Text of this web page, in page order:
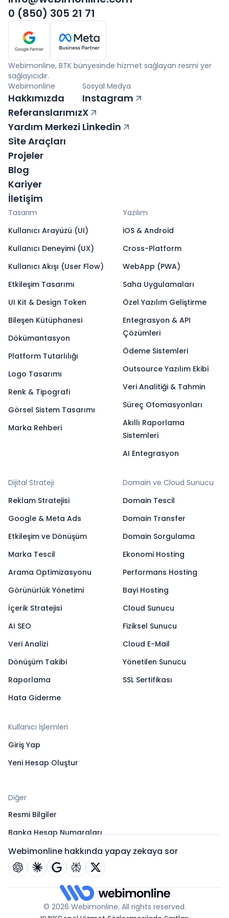
böyle bir süre kısıtlaması yoktur, dilediğiniz
zaman taşıyabilirsiniz.
0 (850) 305 21 71
Webimonline, BTK bünyesinde hizmet sağlayan resmi yer
sağlayıcıdır.
Webimonline
Hakkımızda
Referanslarımız
Yardım Merkezi
Site Araçları
Projeler
Blog
Kariyer
İletişim
Sosyal Medya
Instagram
X
Linkedin
Tasarım
Kullanıcı Arayüzü (UI)
Kullanıcı Deneyimi (UX)
Kullanıcı Akışı (User Flow)
Etkileşim Tasarımı
UI Kit & Design Token
Bileşen Kütüphanesi
Dökümantasyon
Platform Tutarlılığı
Logo Tasarımı
Renk & Tipografi
Görsel Sistem Tasarımı
Marka Rehberi
Yazılım
iOS & Android
Cross-Platform
WebApp (PWA)
Saha Uygulamaları
Özel Yazılım Geliştirme
Entegrasyon & API
Çözümleri
Ödeme Sistemleri
Outsource Yazılım Ekibi
Veri Analitiği & Tahmin
Süreç Otomasyonları
Akıllı Raporlama
Sistemleri
AI Entegrasyon
Dijital Strateji
Reklam Stratejisi
Google & Meta Ads
Etkileşim ve Dönüşüm
Marka Tescil
Arama Optimizasyonu
Görünürlük Yönetimi
İçerik Stratejisi
AI SEO
Veri Analizi
Dönüşüm Takibi
Raporlama
Hata Giderme
Domain ve Cloud Sunucu
Domain Tescil
Domain Transfer
Domain Sorgulama
Ekonomi Hosting
Performans Hosting
Bayi Hosting
Cloud Sunucu
Fiziksel Sunucu
Cloud E-Mail
Yönetilen Sunucu
SSL Sertifikası
Kullanıcı İşlemleri
Giriş Yap
Yeni Hesap Oluştur
Diğer
Resmi Bilgiler
Banka Hesap Numaraları
Webimonline hakkında yapay zekaya sor
© 2026 Webimonline. All rights reserved.